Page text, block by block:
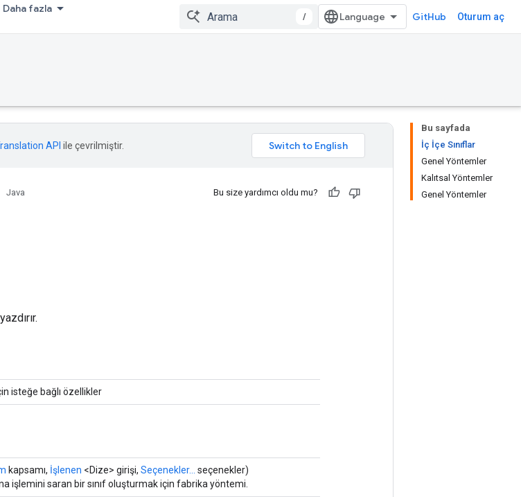
Daha fazla
/ GitHub Oturum aç
Bu sayfada
İç İçe Sınıflar
Genel Yöntemler
Kalıtsal Yöntemler
Genel Yöntemler
API ile çevrilmiştir.
Java Bu size yardımcı oldu mu?
isteğe bağlı özellikler
kapsamı, İşlenen <Dize> girişi, Seçenekler...
seçenekler)
işlemini saran bir sınıf oluşturmak için fabrika yöntemi.